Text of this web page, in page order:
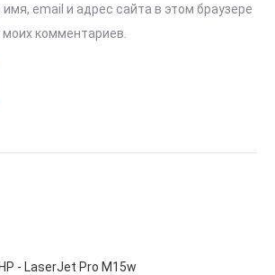
email и адрес сайта в этом браузере
комментариев.
HP - LaserJet Pro M15w